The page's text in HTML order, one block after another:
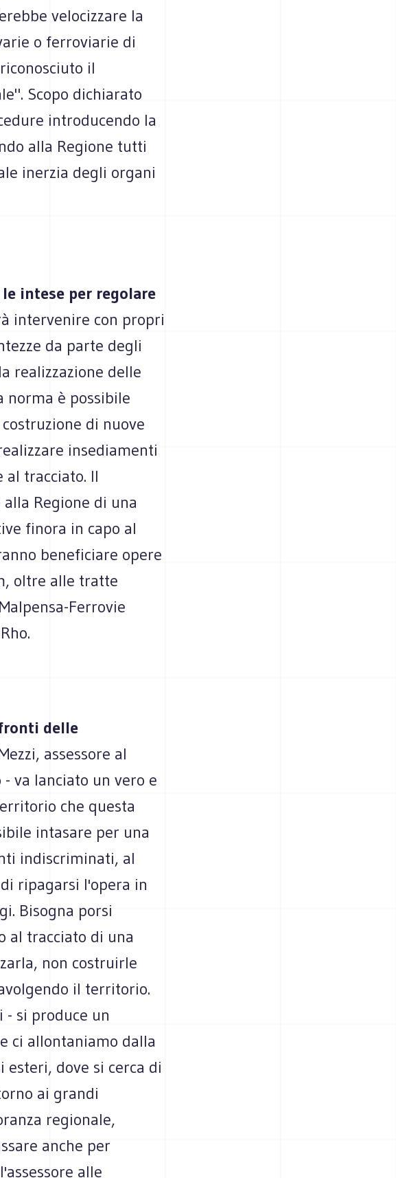
velocizzare la
o ferroviarie di
il
Scopo dichiarato
introducendo la
alla Regione tutti
inerzia degli organi
intese per regolare
intervenire con propri
da parte degli
realizzazione delle
norma è possibile
di nuove
insediamenti
tracciato. Il
Regione di una
finora in capo al
beneficiare opere
oltre alle tratte
Ferrovie
delle
assessore al
va lanciato un vero e
che questa
intasare per una
indiscriminati, al
ripagarsi l'opera in
Bisogna porsi
al tracciato di una
non costruirle
il territorio.
- si produce un
ci allontaniamo dalla
esteri, dove si cerca di
ai grandi
regionale,
anche per
alle